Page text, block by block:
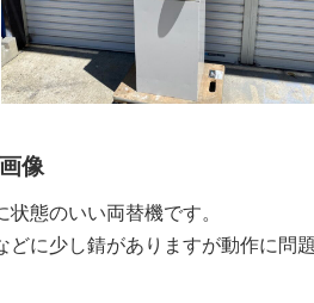
像
状態のいい両替機です。
どに少し錆がありますが動作に問